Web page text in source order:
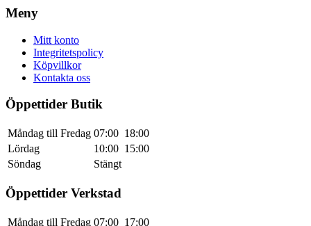
Meny
Mitt konto
Integritetspolicy
Köpvillkor
Kontakta oss
Öppettider Butik
Måndag till Fredag 07:00 18:00
Lördag
10:00 15:00
Söndag
Stängt
Öppettider Verkstad
Måndag till Fredag 07:00 17:00